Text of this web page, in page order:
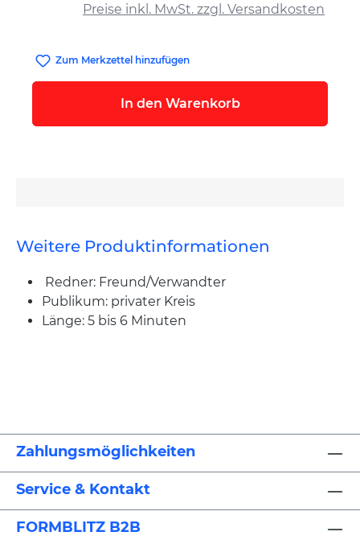
Preise inkl. MwSt. zzgl. Versandkosten
Zum Merkzettel hinzufügen
In den Warenkorb
Weitere Produktinformationen
Redner: Freund/Verwandter
Publikum: privater Kreis
Länge: 5 bis 6 Minuten
Zahlungsmöglichkeiten
Service & Kontakt
FORMBLITZ B2B